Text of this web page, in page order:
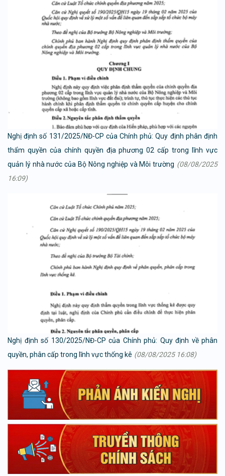
Nghị định số 131/2025/NĐ-CP của Chính phủ: Quy định phân định
thẩm quyền của chính quyền địa phương 02 cấp trong lĩnh vực
quản lý nhà nước của Bộ Nông nghiệp và Môi trường (08/08/2025
16:09)
Nghị định số 130/2025/NĐ-CP của Chính phủ: Quy định về phân
quyền, phân cấp trong lĩnh vực thống kê (08/08/2025 16:08)